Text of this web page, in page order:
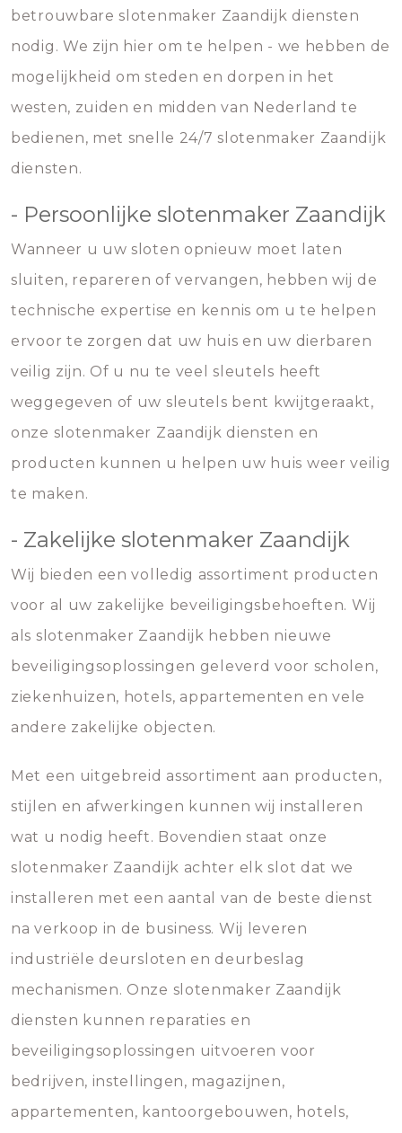
betrouwbare slotenmaker Zaandijk diensten
nodig. We zijn hier om te helpen - we hebben de
mogelijkheid om steden en dorpen in het
westen, zuiden en midden van Nederland te
bedienen, met snelle 24/7 slotenmaker Zaandijk
diensten.
- Persoonlijke slotenmaker Zaandijk
Wanneer u uw sloten opnieuw moet laten
sluiten, repareren of vervangen, hebben wij de
technische expertise en kennis om u te helpen
ervoor te zorgen dat uw huis en uw dierbaren
veilig zijn. Of u nu te veel sleutels heeft
weggegeven of uw sleutels bent kwijtgeraakt,
onze slotenmaker Zaandijk diensten en
producten kunnen u helpen uw huis weer veilig
te maken.
- Zakelijke slotenmaker Zaandijk
Wij bieden een volledig assortiment producten
voor al uw zakelijke beveiligingsbehoeften. Wij
als slotenmaker Zaandijk hebben nieuwe
beveiligingsoplossingen geleverd voor scholen,
ziekenhuizen, hotels, appartementen en vele
andere zakelijke objecten.
Met een uitgebreid assortiment aan producten,
stijlen en afwerkingen kunnen wij installeren
wat u nodig heeft. Bovendien staat onze
slotenmaker Zaandijk achter elk slot dat we
installeren met een aantal van de beste dienst
na verkoop in de business. Wij leveren
industriële deursloten en deurbeslag
mechanismen. Onze slotenmaker Zaandijk
diensten kunnen reparaties en
beveiligingsoplossingen uitvoeren voor
bedrijven, instellingen, magazijnen,
appartementen, kantoorgebouwen, hotels,